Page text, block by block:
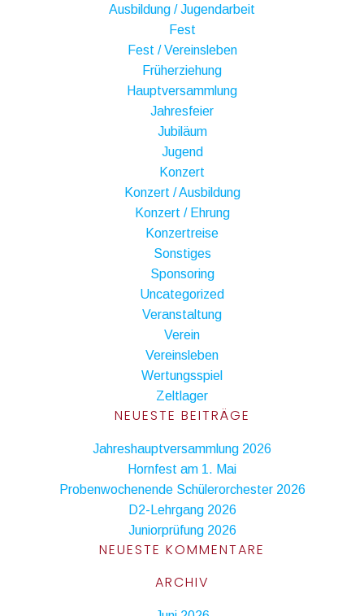
Ausbildung / Jugendarbeit
Fest
Fest / Vereinsleben
Früherziehung
Hauptversammlung
Jahresfeier
Jubiläum
Jugend
Konzert
Konzert / Ausbildung
Konzert / Ehrung
Konzertreise
Sonstiges
Sponsoring
Uncategorized
Veranstaltung
Verein
Vereinsleben
Wertungsspiel
Zeltlager
NEUESTE BEITRÄGE
Jahreshauptversammlung 2026
Hornfest am 1. Mai
Probenwochenende Schülerorchester 2026
D2-Lehrgang 2026
Juniorprüfung 2026
NEUESTE KOMMENTARE
ARCHIV